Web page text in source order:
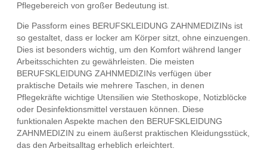
Pflegebereich von großer Bedeutung ist.
Die Passform eines BERUFSKLEIDUNG ZAHNMEDIZINs ist
so gestaltet, dass er locker am Körper sitzt, ohne einzuengen.
Dies ist besonders wichtig, um den Komfort während langer
Arbeitsschichten zu gewährleisten. Die meisten
BERUFSKLEIDUNG ZAHNMEDIZINs verfügen über
praktische Details wie mehrere Taschen, in denen
Pflegekräfte wichtige Utensilien wie Stethoskope, Notizblöcke
oder Desinfektionsmittel verstauen können. Diese
funktionalen Aspekte machen den BERUFSKLEIDUNG
ZAHNMEDIZIN zu einem äußerst praktischen Kleidungsstück,
das den Arbeitsalltag erheblich erleichtert.